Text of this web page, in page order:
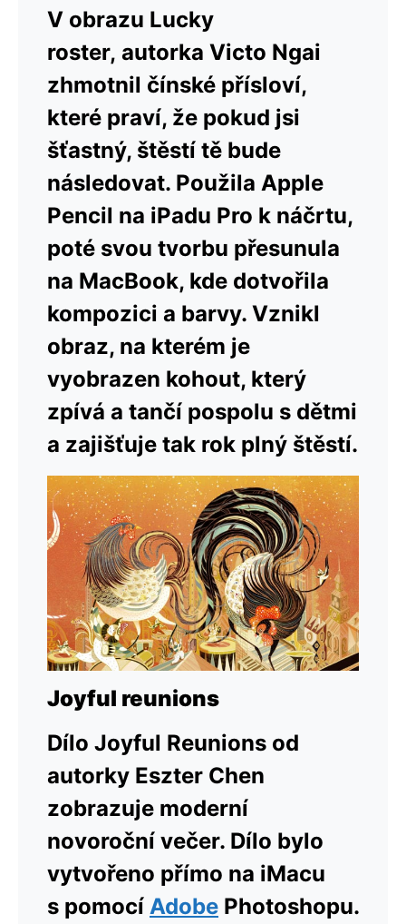
V obrazu Lucky
roster, autorka Victo Ngai
zhmotnil čínské přísloví,
které praví, že pokud jsi
šťastný, štěstí tě bude
následovat. Použila Apple
Pencil na iPadu Pro k náčrtu,
poté svou tvorbu přesunula
na MacBook, kde dotvořila
kompozici a barvy. Vznikl
obraz, na kterém je
vyobrazen kohout, který
zpívá a tančí pospolu s dětmi
a zajišťuje tak rok plný štěstí.
Joyful reunions
Dílo Joyful Reunions od
autorky Eszter Chen
zobrazuje moderní
novoroční večer. Dílo bylo
vytvořeno přímo na iMacu
s pomocí Adobe Photoshopu.